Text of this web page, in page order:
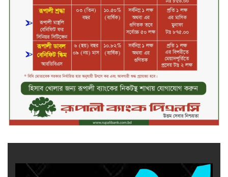
ব্যাংকিং খাত স্থিতিশীল করতে ১৮ মাসের
পরিকল্পনা কেন্দ্রীয় ব্যাংকের